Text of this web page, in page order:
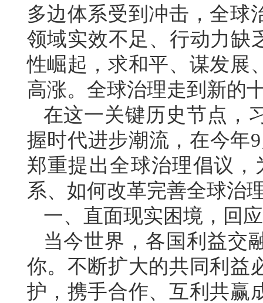
多边体系受到冲击，全球
领域实效不足、行动力缺
性崛起，求和平、谋发展
高涨。全球治理走到新的
在这一关键历史节点，
握时代进步潮流，在今年
郑重提出全球治理倡议
系、如何改革完善全球治
一、直面现实困境，回
当今世界，各国利益交
你。不断扩大的共同利益
护，携手合作、互利共赢